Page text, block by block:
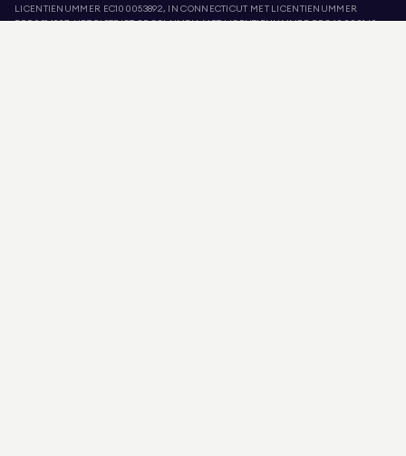
LICENTIENUMMER EC100053892, IN CONNECTICUT MET LICENTIENUMMER
REB.0314827, HET DISTRICT OF COLUMBIA MET LICENTIENUMMER REO40000160,